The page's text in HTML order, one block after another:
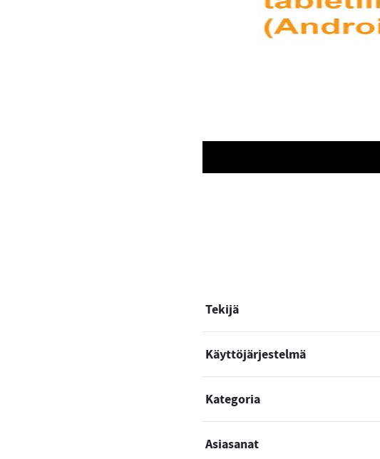
Tekijä
Käyttöjärjestelmä
Kategoria
Asiasanat